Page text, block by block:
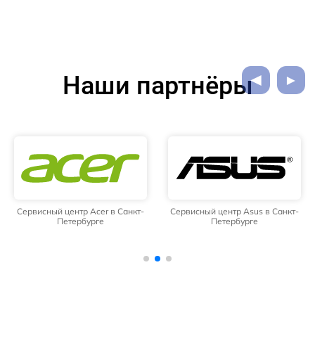
Наши партнёры
Сервисный центр Acer в Санкт-
Петербурге
Сервисный центр Asus в Санкт-
Петербурге